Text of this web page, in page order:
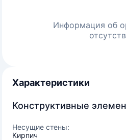
Информация об
Характеристики
Конструктивные
Несущие стены:
Кирпич